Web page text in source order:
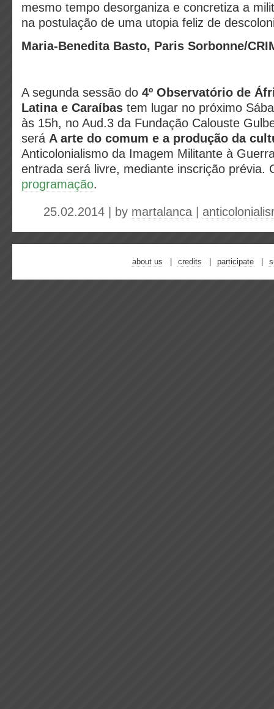
mesmo tempo desorganiza e concretiza a
na postulação de uma utopia feliz de
Maria-Benedita Basto, Paris Sorbonne/
A segunda sessão do 4º Observatório de
Latina e Caraíbas tem lugar no próximo
às 15h, no Aud.3 da Fundação Calouste
será A arte do comum e a produção da
Anticolonialismo da Imagem Militante à
entrada será livre, mediante inscrição prévia.
programação.
25.02.2014 | by martalanca
about us credits participate